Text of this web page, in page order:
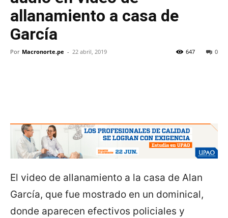
allanamiento a casa de
García
Por Macronorte.pe - 22 abril, 2019 0
647
El video de allanamiento a la casa de Alan
García, que fue mostrado en un dominical,
donde aparecen efectivos policiales y